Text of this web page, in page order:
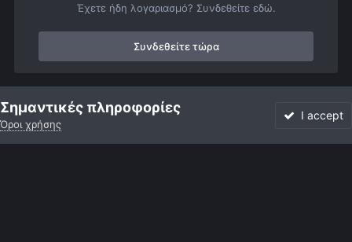
Έχετε ήδη λογαριασμό? Συνδεθείτε εδώ.
Συνδεθείτε τώρα
Αστροφωτογραφίες
Σημαντικές πληροφορίες
Όροι χρήσης
I accept
Forum